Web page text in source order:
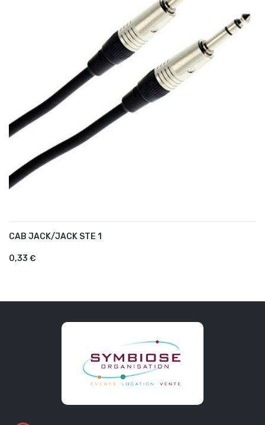
CAB JACK/JACK STE 1
0,33 €